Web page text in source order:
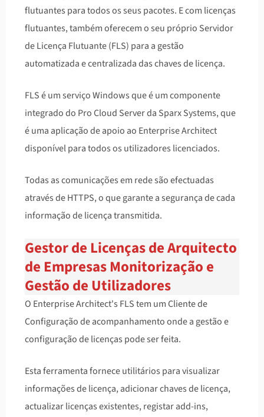
flutuantes para todos os seus pacotes. E com licenças
flutuantes, também oferecem o seu próprio Servidor
de Licença Flutuante (FLS) para a gestão
automatizada e centralizada das chaves de licença.
FLS é um serviço Windows que é um componente
integrado do Pro Cloud Server da Sparx Systems, que
é uma aplicação de apoio ao Enterprise Architect
disponível para todos os utilizadores licenciados.
Todas as comunicações em rede são efectuadas
através de HTTPS, o que garante a segurança de cada
informação de licença transmitida.
Gestor de Licenças de Arquitecto
de Empresas Monitorização e
Gestão de Utilizadores
O Enterprise Architect's FLS tem um Cliente de
Configuração de acompanhamento onde a gestão e
configuração de licenças pode ser feita.
Esta ferramenta fornece utilitários para visualizar
informações de licença, adicionar chaves de licença,
actualizar licenças existentes, registar add-ins,